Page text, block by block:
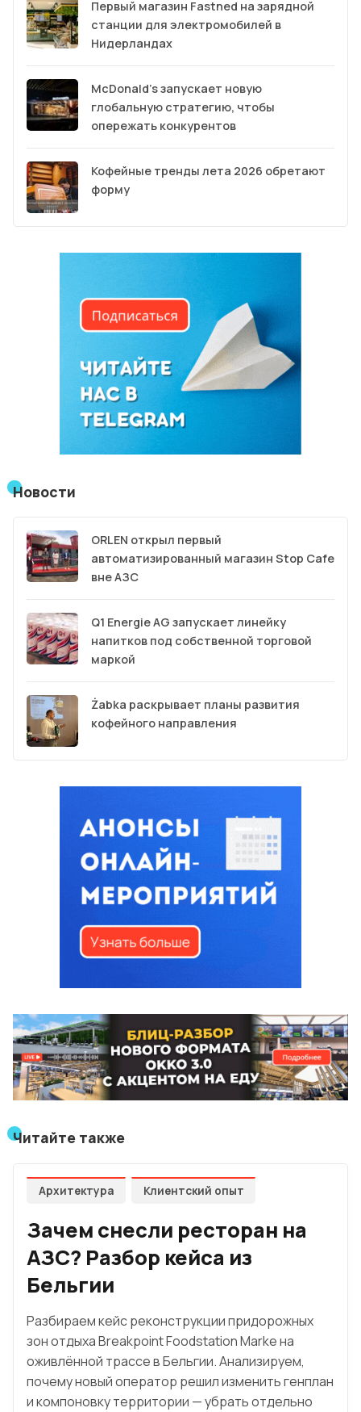
Первый магазин Fastned на зарядной
станции для электромобилей в
Нидерландах
McDonald’s запускает новую
глобальную стратегию, чтобы
опережать конкурентов
Кофейные тренды лета 2026 обретают
форму
Новости
ORLEN открыл первый
автоматизированный магазин Stop Cafe
вне АЗС
Q1 Energie AG запускает линейку
напитков под собственной торговой
маркой
Żabka раскрывает планы развития
кофейного направления
Читайте также
Архитектура Клиентский опыт
Зачем снесли ресторан на
АЗС? Разбор кейса из
Бельгии
Разбираем кейс реконструкции придорожных
зон отдыха Breakpoint Foodstation Marke на
оживлённой трассе в Бельгии. Анализируем,
почему новый оператор решил изменить генплан
и компоновку территории — убрать отдельно